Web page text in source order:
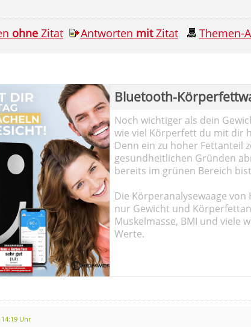
ohneZitat Antworten mitZitat Themen-
Bluetooth-
Noch wichtiger als dein
wie viel Körperfett du mit dir
Denn ein zu hoher Fettanteil
gesundheitlichen Gründen
bereits im grünen Bereich
Die Körperanalysewaage
nur Gewicht und
Muskelmasse, BMI und viele
Werte.
Uhr